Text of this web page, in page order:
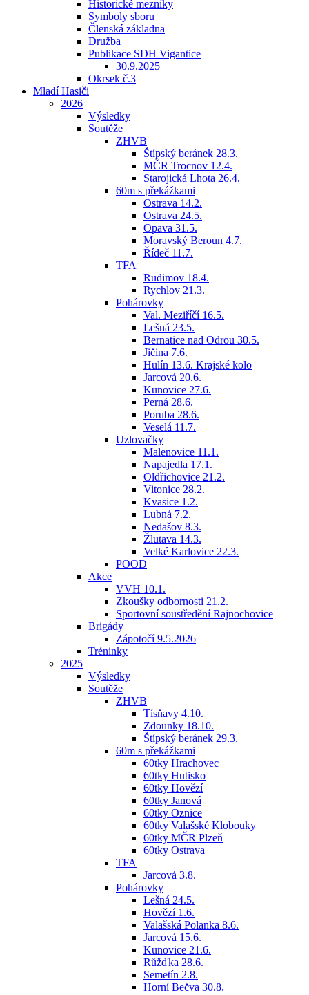
Historické mezníky
Symboly sboru
Členská základna
Družba
Publikace SDH Vigantice
30.9.2025
Okrsek č.3
Mladí Hasiči
2026
Výsledky
Soutěže
ZHVB
Štípský beránek 28.3.
MČR Trocnov 12.4.
Starojická Lhota 26.4.
60m s překážkami
Ostrava 14.2.
Ostrava 24.5.
Opava 31.5.
Moravský Beroun 4.7.
Řídeč 11.7.
TFA
Rudimov 18.4.
Rychlov 21.3.
Pohárovky
Val. Meziříčí 16.5.
Lešná 23.5.
Bernatice nad Odrou 30.5.
Jičina 7.6.
Hulín 13.6. Krajské kolo
Jarcová 20.6.
Kunovice 27.6.
Perná 28.6.
Poruba 28.6.
Veselá 11.7.
Uzlovačky
Malenovice 11.1.
Napajedla 17.1.
Oldřichovice 21.2.
Vitonice 28.2.
Kvasice 1.2.
Lubná 7.2.
Nedašov 8.3.
Žlutava 14.3.
Velké Karlovice 22.3.
POOD
Akce
VVH 10.1.
Zkoušky odbornosti 21.2.
Sportovní soustředění Rajnochovice
Brigády
Zápotočí 9.5.2026
Tréninky
2025
Výsledky
Soutěže
ZHVB
Tísňavy 4.10.
Zdounky 18.10.
Štípský beránek 29.3.
60m s překážkami
60tky Hrachovec
60tky Hutisko
60tky Hovězí
60tky Janová
60tky Oznice
60tky Valašské Klobouky
60tky MČR Plzeň
60tky Ostrava
TFA
Jarcová 3.8.
Pohárovky
Lešná 24.5.
Hovězí 1.6.
Valašská Polanka 8.6.
Jarcová 15.6.
Kunovice 21.6.
Růžďka 28.6.
Semetín 2.8.
Horní Bečva 30.8.